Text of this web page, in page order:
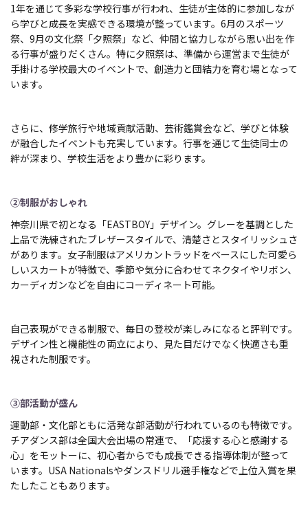
1年を通じて多彩な学校行事が行われ、生徒が主体的に参加しなが
ら学びと成長を実感できる環境が整っています。6月のスポーツ
祭、9月の文化祭「夕照祭」など、仲間と協力しながら思い出を作
る行事が盛りだくさん。特に夕照祭は、準備から運営まで生徒が
手掛ける学校最大のイベントで、創造力と団結力を育む場となって
います。
さらに、修学旅行や地域貢献活動、芸術鑑賞会など、学びと体験
が融合したイベントも充実しています。行事を通じて生徒同士の
絆が深まり、学校生活をより豊かに彩ります。
②制服がおしゃれ
神奈川県で初となる「EASTBOY」デザイン。グレーを基調とした
上品で洗練されたブレザースタイルで、清楚さとスタイリッシュさ
があります。女子制服はアメリカントラッドをベースにした可愛ら
しいスカートが特徴で、季節や気分に合わせてネクタイやリボン、
カーディガンなどを自由にコーディネート可能。
自己表現ができる制服で、毎日の登校が楽しみになると評判です。
デザイン性と機能性の両立により、見た目だけでなく快適さも重
視された制服です。
③部活動が盛ん
運動部・文化部ともに活発な部活動が行われているのも特徴です。
チアダンス部は全国大会出場の常連で、「応援する心と感謝する
心」をモットーに、初心者からでも成長できる指導体制が整って
います。USA Nationalsやダンスドリル選手権などで上位入賞を果
たしたこともあります。